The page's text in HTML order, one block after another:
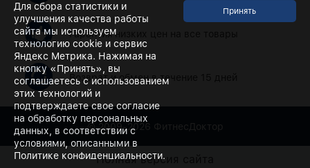
Гарантия низких цен на все товары
Возврат и обмен в течение 15 дней
© 2009-2026 ФитнесДоктор
Полная версия сайта
Для сбора статистики и
улучшения качества работы
сайта мы используем
технологию cookie и сервис
Яндекс Метрика. Нажимая на
кнопку «Принять», вы
соглашаетесь с использованием
этих технологий и
подтверждаете свое согласие
на обработку персональных
данных, в соответствии с
условиями, описанными в
Политике конфиденциальности.